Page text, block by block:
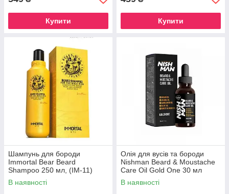
Купити Купити
Шампунь для бороди
Immortal Bear Beard
Shampoo 250 мл, (IM-11)
В наявності
Олія для вусів та бороди
Nishman Beard & Moustache
Care Oil Gold One 30 мл
В наявності